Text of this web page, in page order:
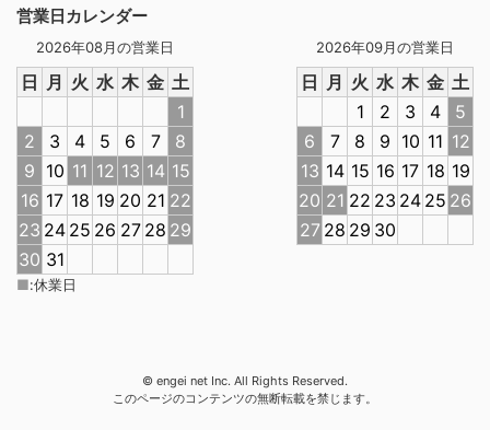
営業日カレンダー
2026年08月の営業日
日 月 火 水 木 金 土
1
2
3 4 5 6 7
8
9 10 11 12 13 14 15
16 17 18 19 20 21 22
23 24 25 26 27 28 29
30 31
2026年09月の営業日
日 月 火 水 木 金 土
1
2 3 4
5
6
7 8 9 10 11 12
13 14 15 16 17 18 19
20 21 22 23 24 25 26
27 28 29 30
■:休業日
© engei net Inc. All Rights Reserved.
このページのコンテンツの無断転載を禁じます。